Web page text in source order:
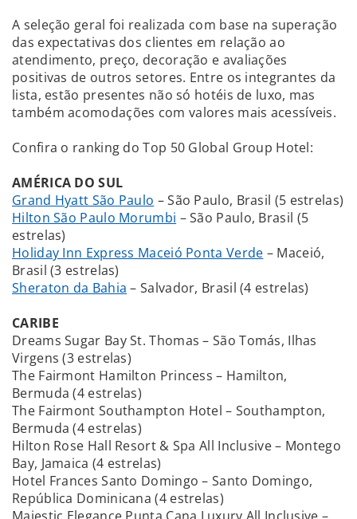
A seleção geral foi realizada com base na superação
das expectativas dos clientes em relação ao
atendimento, preço, decoração e avaliações
positivas de outros setores. Entre os integrantes da
lista, estão presentes não só hotéis de luxo, mas
também acomodações com valores mais acessíveis.
Confira o ranking do Top 50 Global Group Hotel:
AMÉRICA DO SUL
Grand Hyatt São Paulo – São Paulo, Brasil (5 estrelas)
Hilton São Paulo Morumbi – São Paulo, Brasil (5
estrelas)
Holiday Inn Express Maceió Ponta Verde – Maceió,
Brasil (3 estrelas)
Sheraton da Bahia – Salvador, Brasil (4 estrelas)
CARIBE
Dreams Sugar Bay St. Thomas – São Tomás, Ilhas
Virgens (3 estrelas)
The Fairmont Hamilton Princess – Hamilton,
Bermuda (4 estrelas)
The Fairmont Southampton Hotel – Southampton,
Bermuda (4 estrelas)
Hilton Rose Hall Resort & Spa All Inclusive – Montego
Bay, Jamaica (4 estrelas)
Hotel Frances Santo Domingo – Santo Domingo,
República Dominicana (4 estrelas)